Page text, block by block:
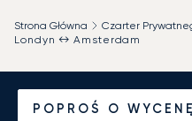
POPROŚ O WYCENĘ
Strona Główna Czarter
Londyn ↔ Amsterdam
Wynajmij